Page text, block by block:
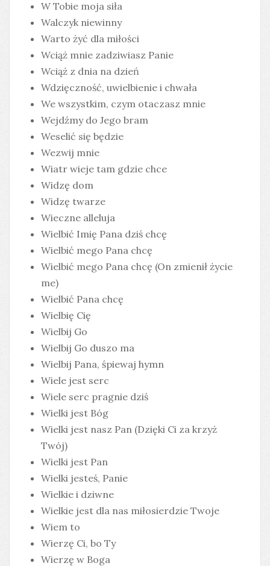
W Tobie moja siła
Walczyk niewinny
Warto żyć dla miłości
Wciąż mnie zadziwiasz Panie
Wciąż z dnia na dzień
Wdzięczność, uwielbienie i chwała
We wszystkim, czym otaczasz mnie
Wejdźmy do Jego bram
Weselić się będzie
Wezwij mnie
Wiatr wieje tam gdzie chce
Widzę dom
Widzę twarze
Wieczne alleluja
Wielbić Imię Pana dziś chcę
Wielbić mego Pana chcę
Wielbić mego Pana chcę (On zmienił życie
me)
Wielbić Pana chcę
Wielbię Cię
Wielbij Go
Wielbij Go duszo ma
Wielbij Pana, śpiewaj hymn
Wiele jest serc
Wiele serc pragnie dziś
Wielki jest Bóg
Wielki jest nasz Pan (Dzięki Ci za krzyż
Twój)
Wielki jest Pan
Wielki jesteś, Panie
Wielkie i dziwne
Wielkie jest dla nas miłosierdzie Twoje
Wiem to
Wierzę Ci, bo Ty
Wierzę w Boga